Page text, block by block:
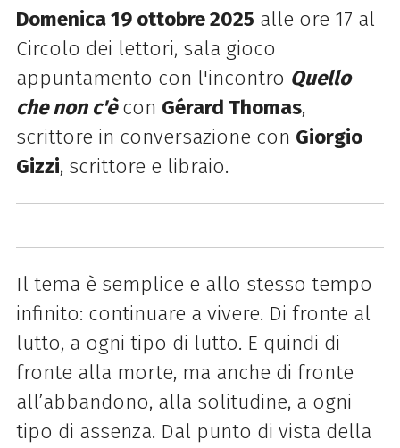
Domenica 19 ottobre 2025 alle ore 17 al
Circolo dei lettori, sala gioco
appuntamento con l'incontro Quello
che non c'ècon Gérard Thomas,
scrittore in conversazione con Giorgio
Gizzi, scrittore e libraio.
Il tema è semplice e allo stesso tempo
infinito: continuare a vivere. Di fronte al
lutto, a ogni tipo di lutto. E quindi di
fronte alla morte, ma anche di fronte
all’abbandono, alla solitudine, a ogni
tipo di assenza. Dal punto di vista della